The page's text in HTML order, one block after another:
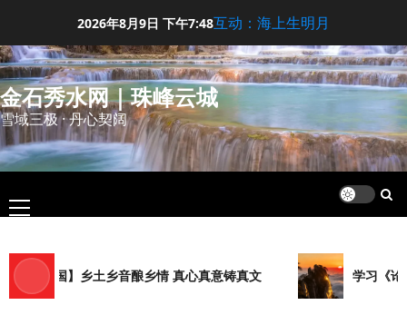
content
2026年8月9日 下午7:48互动：海上生明月
金石秀水网｜珠峰云城
雪域三极 · 丹心契阔
Primary
Menu
荣国】乡土乡音酿乡情 真心真意铸真文 学习《论语·